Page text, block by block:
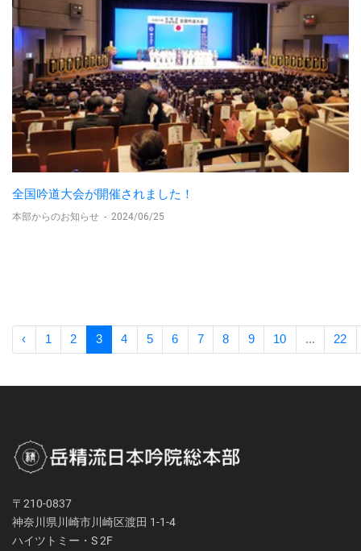
全国吟道大会が開催されました！
本部からのお知らせ - 2024/06/25
‹ 1 2 3 4 5 6 7 8 9 10 ... 22
〒210-0837
神奈川県川崎市川崎区渡田 1-1-4
ハイツトミー・S 2F